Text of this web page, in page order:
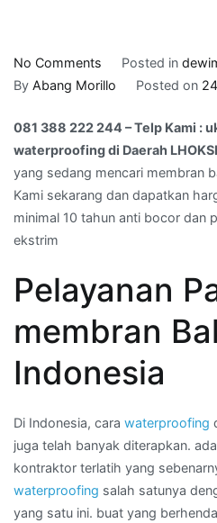
No Comments
081
222
244
–
Telp
Kami
membran
di
LHOKSEUMAWE
Posted in
By Abang Morillo Posted on
081 388 222 244 – Telp Kami :
waterproofing di Daerah
yang sedang mencari membran
Kami sekarang dan dapatkan
minimal 10 tahun anti bocor dan
ekstrim
Pelayanan
membran
Indonesia
Di Indonesia, cara waterproofing
juga telah banyak diterapkan.
kontraktor terlatih yang
waterproofing salah satunya
yang satu ini. buat yang